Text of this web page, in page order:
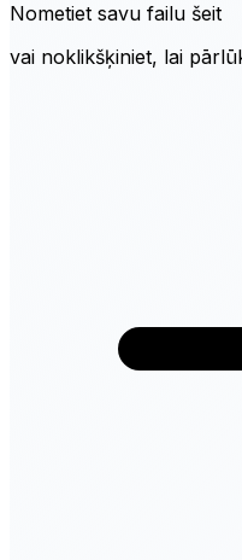
Nometiet savu failu šeit
vai noklikšķiniet, lai